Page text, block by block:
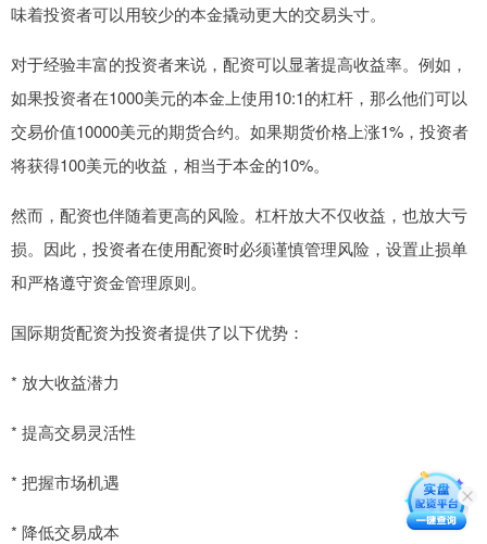
味着投资者可以用较少的本金撬动更大的交易头寸。
对于经验丰富的投资者来说，配资可以显著提高收益率。例如，
如果投资者在1000美元的本金上使用10:1的杠杆，那么他们可以
交易价值10000美元的期货合约。如果期货价格上涨1%，投资者
将获得100美元的收益，相当于本金的10%。
然而，配资也伴随着更高的风险。杠杆放大不仅收益，也放大亏
损。因此，投资者在使用配资时必须谨慎管理风险，设置止损单
和严格遵守资金管理原则。
国际期货配资为投资者提供了以下优势：
* 放大收益潜力
* 提高交易灵活性
* 把握市场机遇
* 降低交易成本